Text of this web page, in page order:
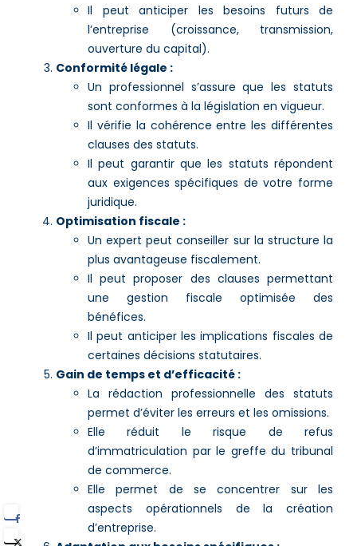
Il peut anticiper les besoins futurs de
l’entreprise (croissance, transmission,
ouverture du capital).
Conformité légale :
Un professionnel s’assure que les statuts
sont conformes à la législation en vigueur.
Il vérifie la cohérence entre les différentes
clauses des statuts.
Il peut garantir que les statuts répondent
aux exigences spécifiques de votre forme
juridique.
Optimisation fiscale :
Un expert peut conseiller sur la structure la
plus avantageuse fiscalement.
Il peut proposer des clauses permettant
une gestion fiscale optimisée des
bénéfices.
Il peut anticiper les implications fiscales de
certaines décisions statutaires.
Gain de temps et d’efficacité :
La rédaction professionnelle des statuts
permet d’éviter les erreurs et les omissions.
Elle réduit le risque de refus
d’immatriculation par le greffe du tribunal
de commerce.
Elle permet de se concentrer sur les
aspects opérationnels de la création
d’entreprise.